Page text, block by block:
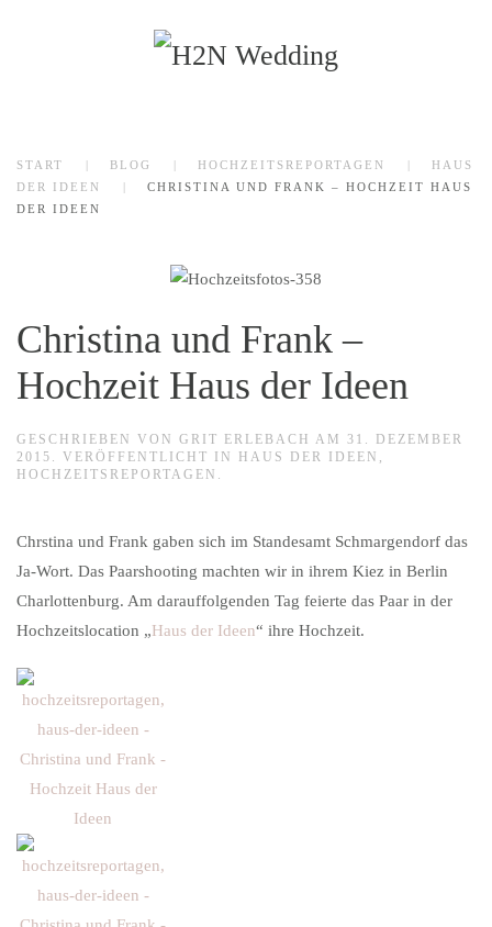
Zum Hauptinhalt springen
START BLOG HOCHZEITSREPORTAGEN
HAUS
DER IDEEN
CHRISTINA UND FRANK – HOCHZEIT HAUS
DER IDEEN
Christina und Frank –
Hochzeit Haus der Ideen
GESCHRIEBEN VON GRIT ERLEBACH AM 31. DEZEMBER
2015 . VERÖFFENTLICHT IN HAUS DER IDEEN ,
HOCHZEITSREPORTAGEN .
Chrstina und Frank gaben sich im Standesamt Schmargendorf das
Ja-Wort. Das Paarshooting machten wir in ihrem Kiez in Berlin
Charlottenburg. Am darauffolgenden Tag feierte das Paar in der
Hochzeitslocation „Haus der Ideen“ ihre Hochzeit.